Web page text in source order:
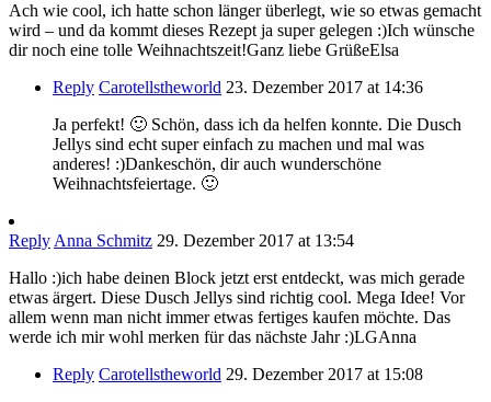
Ach wie cool, ich hatte schon länger überlegt, wie so etwas gemacht
wird – und da kommt dieses Rezept ja super gelegen :)Ich wünsche
dir noch eine tolle Weihnachtszeit!Ganz liebe GrüßeElsa
Reply Carotellstheworld 23. Dezember 2017 at 14:36
Ja perfekt! 🙂 Schön, dass ich da helfen konnte. Die Dusch
Jellys sind echt super einfach zu machen und mal was
anderes! :)Dankeschön, dir auch wunderschöne
Weihnachtsfeiertage. 🙂
ReplyAnna Schmitz 29. Dezember 2017 at 13:54
Hallo :)ich habe deinen Block jetzt erst entdeckt, was mich gerade
etwas ärgert. Diese Dusch Jellys sind richtig cool. Mega Idee! Vor
allem wenn man nicht immer etwas fertiges kaufen möchte. Das
werde ich mir wohl merken für das nächste Jahr :)LGAnna
Reply Carotellstheworld 29. Dezember 2017 at 15:08